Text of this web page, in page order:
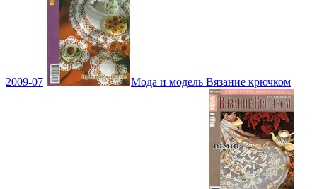
2009-07 Мода и модель Вязание крючком